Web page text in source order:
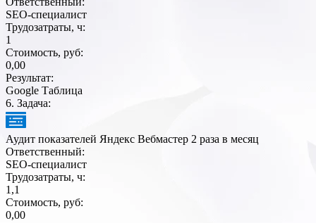
SEO-специалист
Трудозатраты, ч:
1
Стоимость, руб:
0,00
Результат:
Google Таблица
6. Задача:
Аудит показателей Яндекс Вебмастер 2 раза в месяц
Ответственный:
SEO-специалист
Трудозатраты, ч:
1,1
Стоимость, руб:
0,00